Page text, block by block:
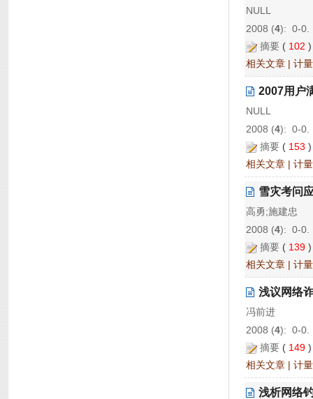
NULL
2008 (4): 0-0.
摘要 ( 102
相关文章 | 计
2007用户
NULL
2008 (4): 0-0.
摘要 ( 153
相关文章 | 计
雪灾考问
高勇;施建忠
2008 (4): 0-0.
摘要 ( 139
相关文章 | 计
浅议网络
冯前进
2008 (4): 0-0.
摘要 ( 149
相关文章 | 计
浅析网络